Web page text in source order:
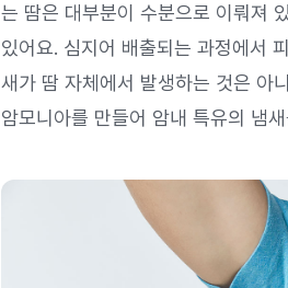
는 땀은 대부분이 수분으로 이뤄져
있어요. 심지어 배출되는 과정에서
새가 땀 자체에서 발생하는 것은 아
암모니아를 만들어 암내 특유의 냄